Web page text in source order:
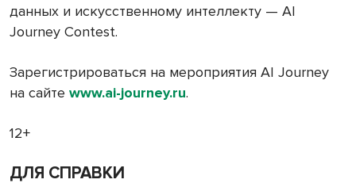
данных и искусственному интеллекту — AI
Journey Contest.
Зарегистрироваться на мероприятия AI Journey
на сайте www.ai-journey.ru.
12+
ДЛЯ СПРАВКИ